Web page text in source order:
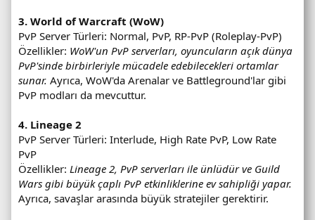
3. World of Warcraft (WoW)
PvP Server Türleri: Normal, PvP, RP-PvP (Roleplay-PvP)
Özellikler: WoW'un PvP serverları, oyuncuların açık dünya
PvP'sinde birbirleriyle mücadele edebilecekleri ortamlar
sunar. Ayrıca, WoW'da Arenalar ve Battleground'lar gibi
PvP modları da mevcuttur.
4. Lineage 2
PvP Server Türleri: Interlude, High Rate PvP, Low Rate
PvP
Özellikler: Lineage 2, PvP serverları ile ünlüdür ve Guild
Wars gibi büyük çaplı PvP etkinliklerine ev sahipliği yapar.
Ayrıca, savaşlar arasında büyük stratejiler gerektirir.